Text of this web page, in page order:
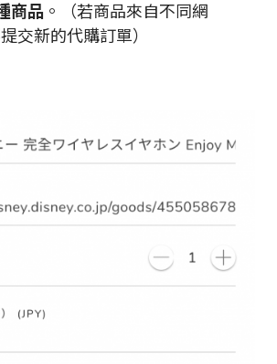
商品 。（若商品來自不同網
交新的代購訂單）